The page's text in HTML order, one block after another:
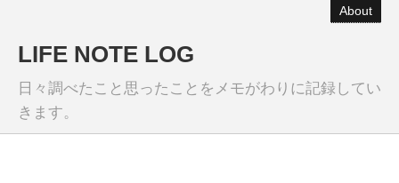
About
LIFE NOTE LOG
日々調べたこと思ったことをメモがわりに記録してい
きます。